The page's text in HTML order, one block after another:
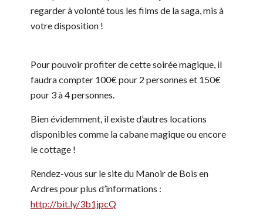
regarder à volonté tous les films de la saga, mis à
votre disposition !
Pour pouvoir profiter de cette soirée magique, il
faudra compter 100€ pour 2 personnes et 150€
pour 3 à 4 personnes.
Bien évidemment, il existe d’autres locations
disponibles comme la cabane magique ou encore
le cottage !
Rendez-vous sur le site du Manoir de Bois en
Ardres pour plus d’informations :
http://bit.ly/3b1jpcQ